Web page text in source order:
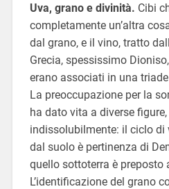
Uva, grano e divinità. Cibi
completamente un’altra
dal grano, e il vino, tratto
Grecia, spessissimo
erano associati in una
La preoccupazione per la
ha dato vita a diverse
indissolubilmente: il ciclo di
dal suolo è pertinenza di
quello sottoterra è preposto
L’identificazione del grano